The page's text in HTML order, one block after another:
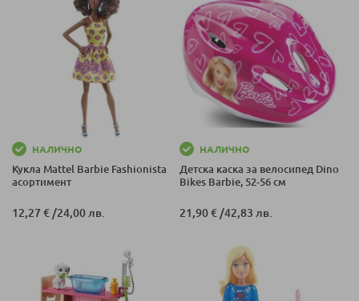
НАЛИЧНО
Кукла Mattel Barbie Fashionista
асортимент
12,27 € /24,00 лв.
НАЛИЧНО
Детска каска за велосипед Dino
Bikes Barbie, 52-56 см
21,90 € /42,83 лв.